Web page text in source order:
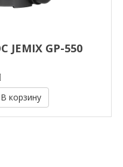
GP-550
В корзину